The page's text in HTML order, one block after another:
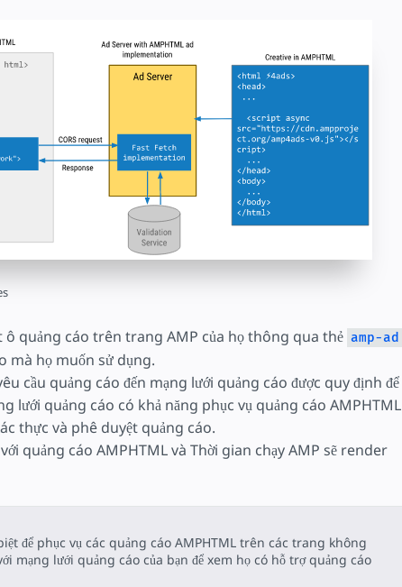
quảng cáo trên trang AMP của họ thông qua thẻ amp-ad
mà họ muốn sử dụng.
cầu quảng cáo đến mạng lưới quảng cáo được quy định để
lưới quảng cáo có khả năng phục vụ quảng cáo AMPHTML
thực và phê duyệt quảng cáo.
quảng cáo AMPHTML và Thời gian chạy AMP sẽ render
để phục vụ các quảng cáo AMPHTML trên các trang không
mạng lưới quảng cáo của bạn để xem họ có hỗ trợ quảng cáo